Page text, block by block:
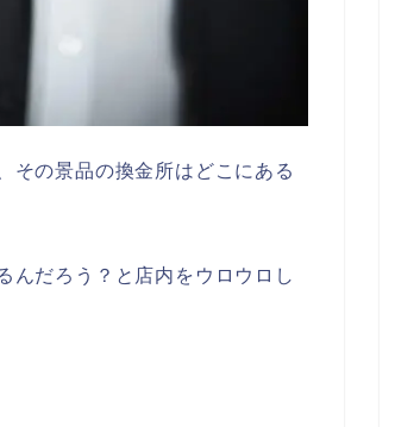
その景品の換金所はどこにある
んだろう？と店内をウロウロし